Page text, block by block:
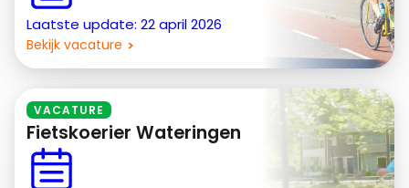
Laatste update: 22 april 2026
Bekijk vacature
VACATURE
Fietskoerier Wateringen